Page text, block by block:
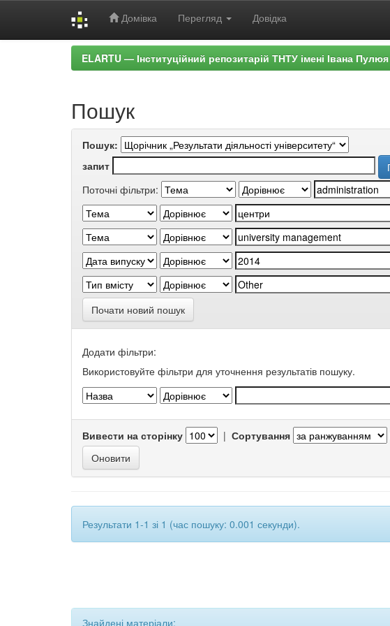
Домівка Перегляд Довідка
ELARTU — Інституційний репозитарій ТНТУ імені Івана Пулюя
Пошук
Пошук:
запит
Поточні фільтри:
Почати новий пошук
Додати фільтри:
Використовуйте фільтри для уточнення результатів пошуку.
Вивести на сторінку | Сортування
Результати 1-1 зі 1 (час пошуку: 0.001 секунди).
Знайдені матеріали: